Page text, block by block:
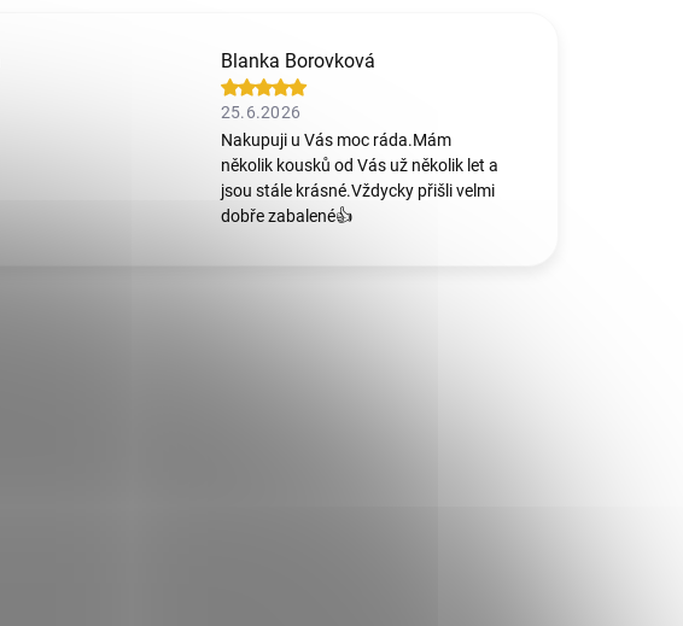
Blanka Borovková
25.6.2026
Nakupuji u Vás moc ráda.Mám
několik kousků od Vás už několik let a
jsou stále krásné.Vždycky přišli velmi
dobře zabalené👍